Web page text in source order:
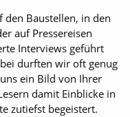
den Baustellen, in den
auf Pressereisen
Interviews geführt
durften wir oft genug
ein Bild von Ihrer
damit Einblicke in
zutiefst begeistert.